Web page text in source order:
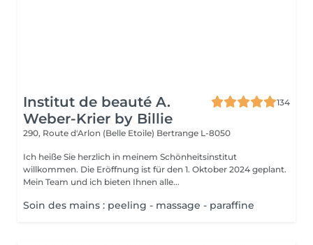
Institut de beauté A.
Weber-Krier by Billie
134
290, Route d'Arlon (Belle Etoile) Bertrange L-8050
Ich heiße Sie herzlich in meinem Schönheitsinstitut
willkommen. Die Eröffnung ist für den 1. Oktober 2024 geplant.
Mein Team und ich bieten Ihnen alle...
Soin des mains : peeling - massage - paraffine